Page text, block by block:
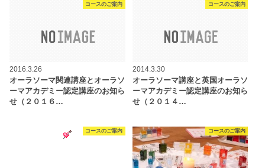
コースのご案内
2016.3.26
オーラソーマ関連講座とオーラソ
ーマアカデミー認定講座のお知ら
せ（２０１６…
コースのご案内
2014.3.30
オーラソーマ講座と英国オーラソ
ーマアカデミー認定講座のお知ら
せ（２０１４…
コースのご案内 コースのご案内